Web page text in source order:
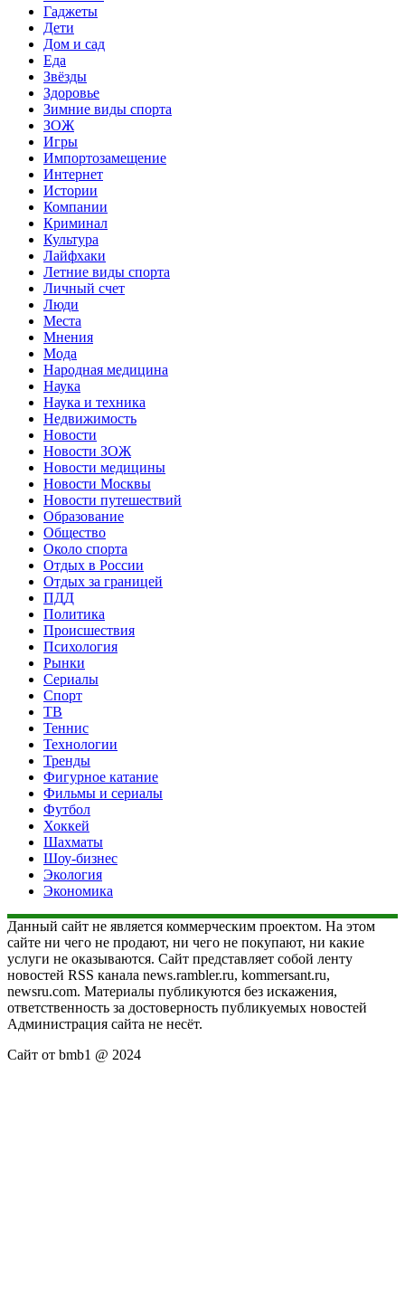
Гаджеты
Дети
Дом и сад
Еда
Звёзды
Здоровье
Зимние виды спорта
ЗОЖ
Игры
Импортозамещение
Интернет
Истории
Компании
Криминал
Культура
Лайфхаки
Летние виды спорта
Личный счет
Люди
Места
Мнения
Мода
Народная медицина
Наука
Наука и техника
Недвижимость
Новости
Новости ЗОЖ
Новости медицины
Новости Москвы
Новости путешествий
Образование
Общество
Около спорта
Отдых в России
Отдых за границей
ПДД
Политика
Происшествия
Психология
Рынки
Сериалы
Спорт
ТВ
Теннис
Технологии
Тренды
Фигурное катание
Фильмы и сериалы
Футбол
Хоккей
Шахматы
Шоу-бизнес
Экология
Экономика
Данный сайт не является коммерческим проектом. На этом
сайте ни чего не продают, ни чего не покупают, ни какие
услуги не оказываются. Сайт представляет собой ленту
новостей RSS канала news.rambler.ru, kommersant.ru,
newsru.com. Материалы публикуются без искажения,
ответственность за достоверность публикуемых новостей
Администрация сайта не несёт.
Сайт от bmb1 @ 2024